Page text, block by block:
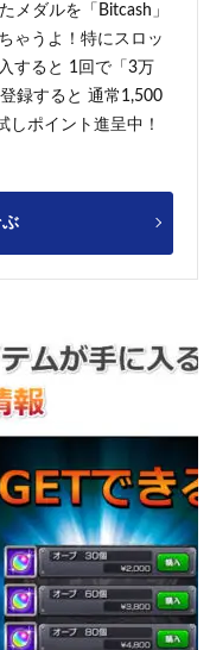
メダルを「Bitcash」
ゃうよ！特にスロッ
すると 1回で「3万
録すると 通常1,500
しポイント進呈中！